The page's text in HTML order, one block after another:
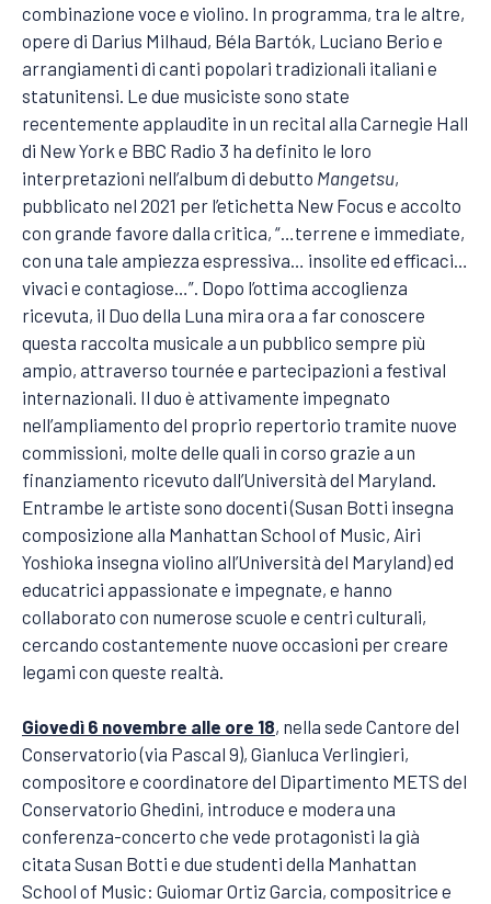
combinazione voce e violino. In programma, tra le altre,
opere di Darius Milhaud, Béla Bartók, Luciano Berio e
arrangiamenti di canti popolari tradizionali italiani e
statunitensi. Le due musiciste sono state
recentemente applaudite in un recital alla Carnegie Hall
di New York e BBC Radio 3 ha definito le loro
interpretazioni nell’album di debutto Mangetsu,
pubblicato nel 2021 per l’etichetta New Focus e accolto
con grande favore dalla critica, “…terrene e immediate,
con una tale ampiezza espressiva… insolite ed efficaci…
vivaci e contagiose…”. Dopo l’ottima accoglienza
ricevuta, il Duo della Luna mira ora a far conoscere
questa raccolta musicale a un pubblico sempre più
ampio, attraverso tournée e partecipazioni a festival
internazionali. Il duo è attivamente impegnato
nell’ampliamento del proprio repertorio tramite nuove
commissioni, molte delle quali in corso grazie a un
finanziamento ricevuto dall’Università del Maryland.
Entrambe le artiste sono docenti (Susan Botti insegna
composizione alla Manhattan School of Music, Airi
Yoshioka insegna violino all’Università del Maryland) ed
educatrici appassionate e impegnate, e hanno
collaborato con numerose scuole e centri culturali,
cercando costantemente nuove occasioni per creare
legami con queste realtà.
Giovedì 6 novembre alle ore 18, nella sede Cantore del
Conservatorio (via Pascal 9), Gianluca Verlingieri,
compositore e coordinatore del Dipartimento METS del
Conservatorio Ghedini, introduce e modera una
conferenza-concerto che vede protagonisti la già
citata Susan Botti e due studenti della Manhattan
School of Music: Guiomar Ortiz Garcia, compositrice e